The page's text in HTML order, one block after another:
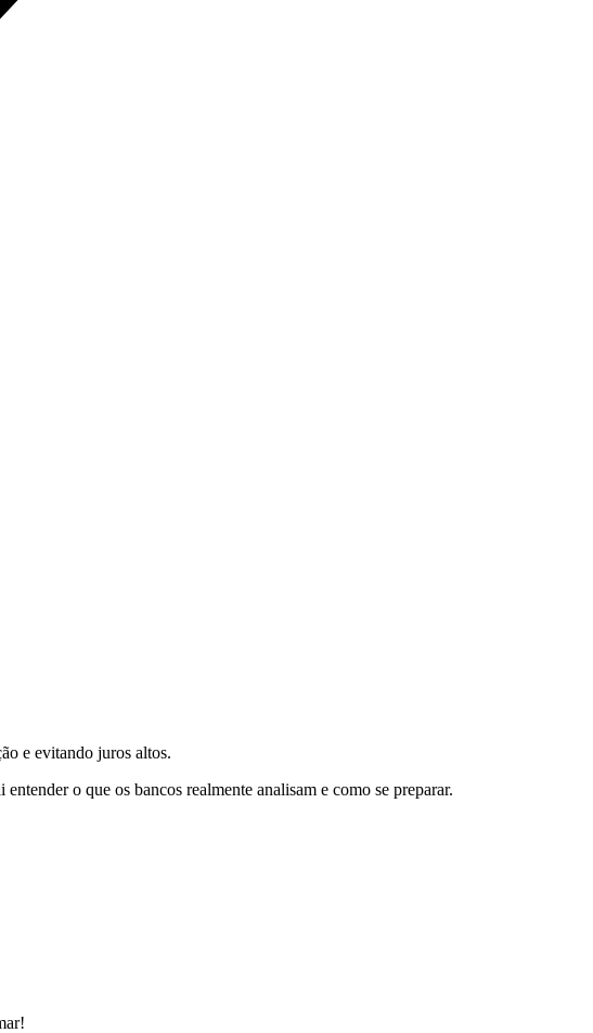
e evitando juros altos.
o que os bancos realmente analisam e como se preparar.